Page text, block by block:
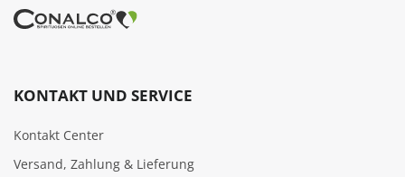
KONTAKT UND SERVICE
Kontakt Center
Versand, Zahlung & Lieferung